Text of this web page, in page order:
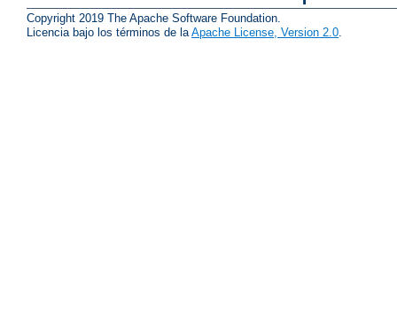
Copyright 2019 The Apache Software Foundation.
Licencia bajo los términos de laApache License, Version 2.0.